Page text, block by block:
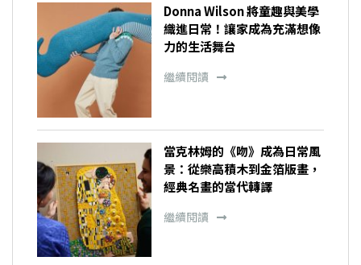
Donna Wilson 將童趣與美學
織進日常！讓家成為充滿想像
力的生活舞台
繼續閱讀
當克林姆的《吻》成為日常風
景：從樂高積木到金箔版畫，
經典名畫的當代轉譯
繼續閱讀